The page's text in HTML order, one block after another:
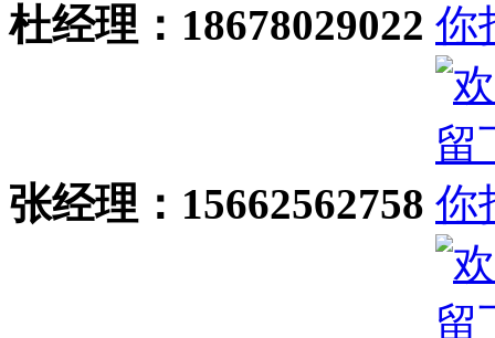
杜经理：18678029022
张经理：15662562758